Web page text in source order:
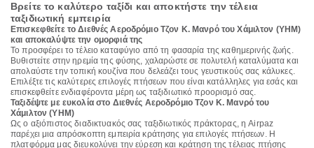
Βρείτε το καλύτερο ταξίδι και αποκτήστε την τέλεια
ταξιδιωτική εμπειρία
Επισκεφθείτε το Διεθνές Αεροδρόμιο Τζον Κ. Μανρό του Χάμιλτον (YHM)
και αποκαλύψτε την ομορφιά της
Το προσφέρει το τέλειο καταφύγιο από τη φασαρία της καθημερινής ζωής.
Βυθιστείτε στην ηρεμία της φύσης, χαλαρώστε σε πολυτελή καταλύματα και
απολαύστε την τοπική κουζίνα που δελεάζει τους γευστικούς σας κάλυκες.
Επιλέξτε τις καλύτερες επιλογές πτήσεων που είναι κατάλληλες για εσάς και
επισκεφθείτε ενδιαφέροντα μέρη ως ταξιδιωτικό προορισμό σας.
Ταξιδέψτε με ευκολία στο Διεθνές Αεροδρόμιο Τζον Κ. Μανρό του
Χάμιλτον (YHM)
Ως ο αξιόπιστος διαδικτυακός σας ταξιδιωτικός πράκτορας, η Airpaz
παρέχει μια απρόσκοπτη εμπειρία κράτησης για επιλογές πτήσεων. Η
πλατφόρμα μας διευκολύνει την εύρεση και κράτηση της τέλειας πτήσης